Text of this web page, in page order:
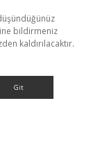
bildirmeniz
kaldırılacaktır.